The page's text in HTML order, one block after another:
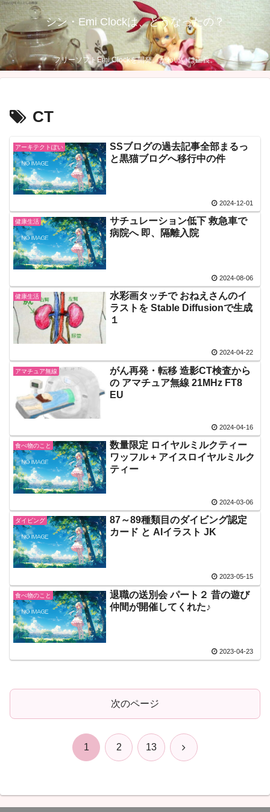
シン・Emi Clockは、どうなったの？
フリーソフトEmi Clockを開発。かわいいは正義。
CT
アーキテクトぽい
SSブログの過去記事全部まるっ
と黒猫ブログへ移行中の件
2024-12-01
健康生活
サチュレーション低下 救急車で
病院へ 即、隔離入院
2024-08-06
健康生活
水彩画タッチで おねえさんのイ
ラストを Stable Diffusionで生成
１
2024-04-22
アマチュア無線
がん再発・転移 造影CT検査から
の アマチュア無線 21MHz FT8
EU
2024-04-16
食べ物のこと
数量限定 ロイヤルミルクティー
ワッフル + アイスロイヤルミルク
ティー
2024-03-06
ダイビング
87～89種類目のダイビング認定
カード と AIイラスト JK
2023-05-15
食べ物のこと
退職の送別会 パート２ 昔の遊び
仲間が開催してくれた♪
2023-04-23
次のページ
1 2 13 次